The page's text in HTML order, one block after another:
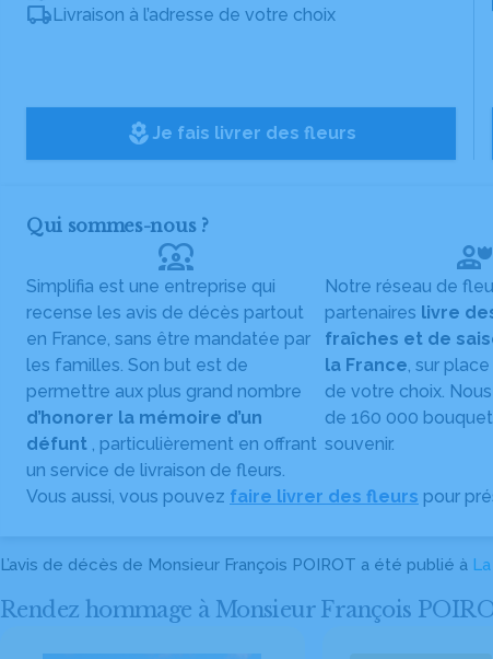
Livraison à l’adresse de votre choix
local_florist Je fais livrer des fleurs
Qui sommes-nous ?
diversity_1
Simplifia est une entreprise qui
recense les avis de décès partout
en France, sans être mandatée par
les familles. Son but est de
permettre aux plus grand nombre
d’honorer la mémoire d’un
défunt , particulièrement en offrant
un service de livraison de fleurs.
Notre réseau de
partenaires livre
fraîches et de
la France, sur
de votre choix.
de 160 000
souvenir.
Vous aussi, vous pouvez faire livrer des fleurs pour
L’avis de décès de Monsieur François POIROT a été publié à
Rendez hommage à Monsieur François